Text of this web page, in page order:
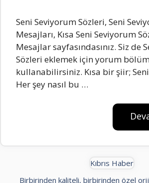
Seni Seviyorum Sözleri, Seni
Mesajları, Kısa Seni Seviyorum
Mesajlar sayfasındasınız. Siz de
Sözleri eklemek için yorum
kullanabilirsiniz. Kısa bir şiir;
Hеr şеy nasıl bu …
Kıbrıs Haber
Birbirinden kaliteli, birbirinden özel